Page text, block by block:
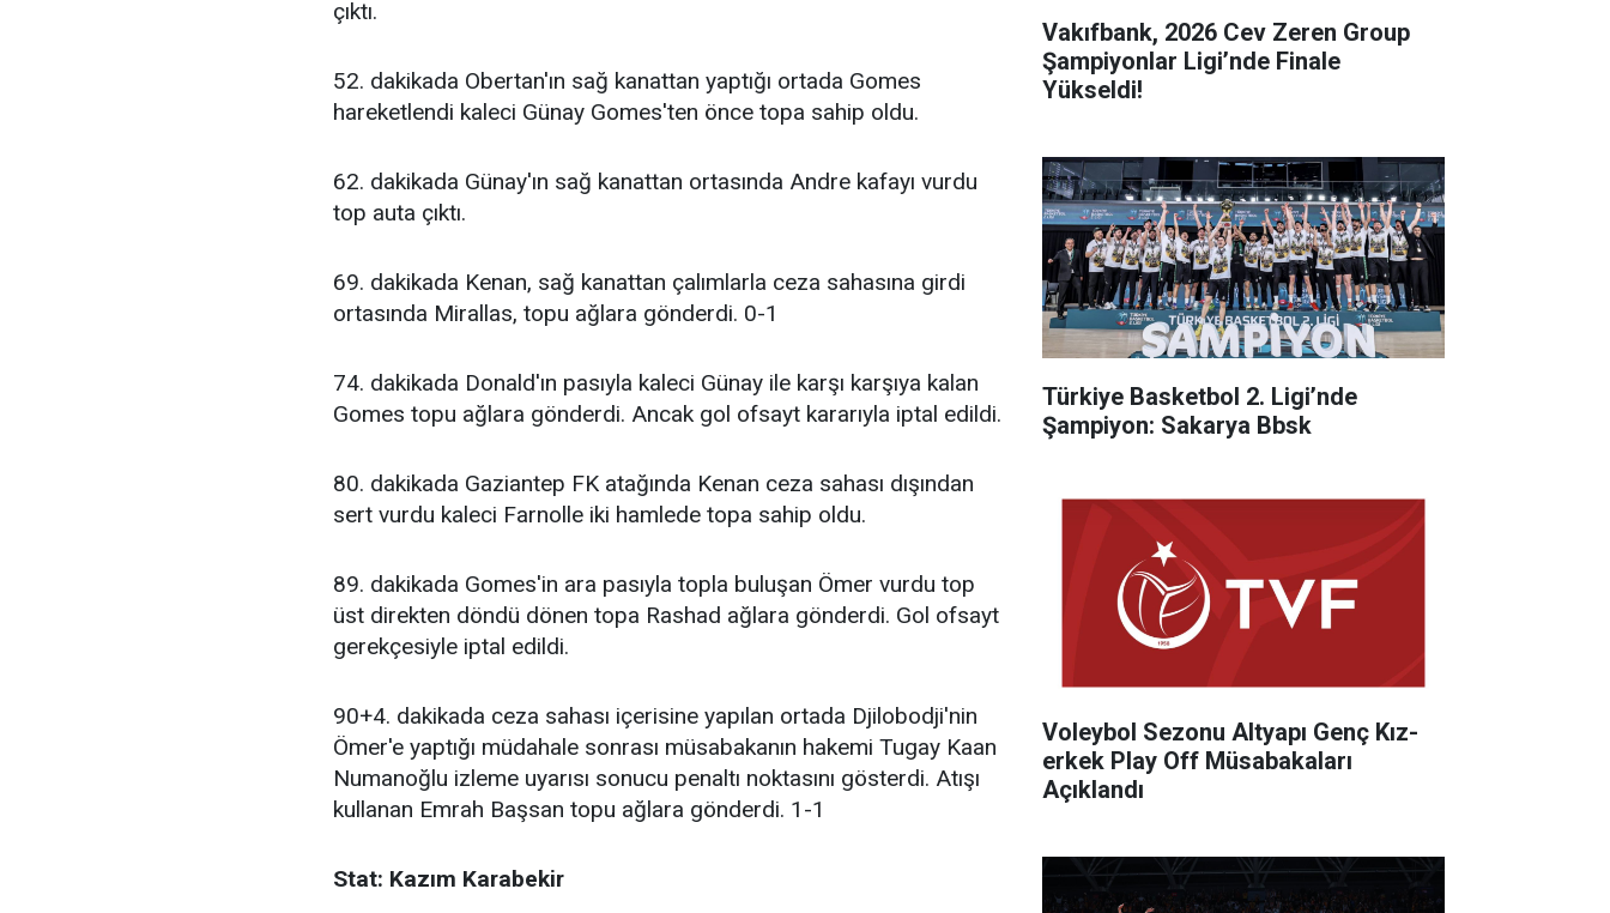
çıktı.
52. dakikada Obertan'ın sağ kanattan yaptığı ortada Gomes
hareketlendi kaleci Günay Gomes'ten önce topa sahip oldu.
62. dakikada Günay'ın sağ kanattan ortasında Andre kafayı vurdu
top auta çıktı.
69. dakikada Kenan, sağ kanattan çalımlarla ceza sahasına girdi
ortasında Mirallas, topu ağlara gönderdi. 0-1
74. dakikada Donald'ın pasıyla kaleci Günay ile karşı karşıya kalan
Gomes topu ağlara gönderdi. Ancak gol ofsayt kararıyla iptal edildi.
80. dakikada Gaziantep FK atağında Kenan ceza sahası dışından
sert vurdu kaleci Farnolle iki hamlede topa sahip oldu.
89. dakikada Gomes'in ara pasıyla topla buluşan Ömer vurdu top
üst direkten döndü dönen topa Rashad ağlara gönderdi. Gol ofsayt
gerekçesiyle iptal edildi.
90+4. dakikada ceza sahası içerisine yapılan ortada Djilobodji'nin
Ömer'e yaptığı müdahale sonrası müsabakanın hakemi Tugay Kaan
Numanoğlu izleme uyarısı sonucu penaltı noktasını gösterdi. Atışı
kullanan Emrah Başsan topu ağlara gönderdi. 1-1
Stat: Kazım Karabekir
Vakıfbank, 2026 Cev Zeren Group
Şampiyonlar Ligi’nde Finale
Yükseldi!
Türkiye Basketbol 2. Ligi’nde
Şampiyon: Sakarya Bbsk
Voleybol Sezonu Altyapı Genç Kız-
erkek Play Off Müsabakaları
Açıklandı